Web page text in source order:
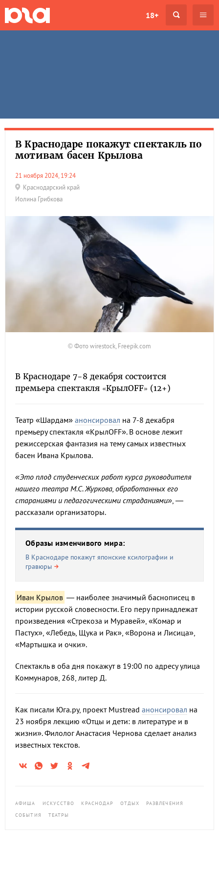
18+
В Краснодаре покажут спектакль по
мотивам басен Крылова
21 ноября 2024, 19:24
Краснодарский край
Иолина Грибкова
© Фото wirestock, Freepik.com
В Краснодаре 7-8 декабря состоится
премьера спектакля «КрылOFF» (12+)
Театр «Шардам» анонсировал на 7-8 декабря
премьеру спектакля «КрылOFF». В основе лежит
режиссерская фантазия на тему самых известных
басен Ивана Крылова.
«Это плод студенческих работ курса руководителя
нашего театра М.С. Журкова, обработанных его
стараниями и педагогическими страданиями», —
рассказали организаторы.
Образы изменчивого мира:
В Краснодаре покажут японские ксилографии и
гравюры
Иван Крылов — наиболее значимый баснописец в
истории русской словесности. Его перу принадлежат
произведения «Стрекоза и Муравей», «Комар и
Пастух», «Лебедь, Щука и Рак», «Ворона и Лисица»,
«Мартышка и очки».
Спектакль в оба дня покажут в 19:00 по адресу улица
Коммунаров, 268, литер Д.
Как писали Юга.ру, проект Mustread анонсировал на
23 ноября лекцию «Отцы и дети: в литературе и в
жизни». Филолог Анастасия Чернова сделает анализ
известных текстов.
АФИША ИСКУССТВО КРАСНОДАР ОТДЫХ
РАЗВЛЕЧЕНИЯ
СОБЫТИЯ
ТЕАТРЫ